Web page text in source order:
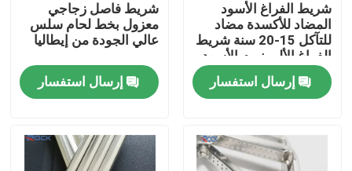
معلومات عنا
جولة في المعمل
رقابة جودة
شريط الفراغ الأسود
المضاد للأكسدة مضاد
للتآكل 15-20 سنة شريط
الفراغ الألومنيوم الأسود
لوحدات الزجاج المزدوج
إرسال استفسار
شريط فاصل زجاجي
معزول بخط لحام سلس
عالي الجودة من إيطاليا
إرسال استفسار